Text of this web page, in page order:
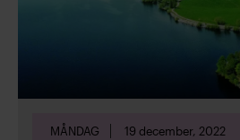
remissvar och även relevanta
Kontakta oss!
För mer information, kontakta
MÅNDAG 19 december, 2022